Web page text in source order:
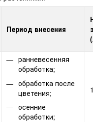
Период внесения
ранневесенняя
обработка;
обработка после
цветения;
осенние
обработки;